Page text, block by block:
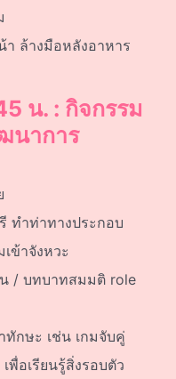
า ล้างมือหลังอาหาร
น. : กิจกรรม
นาการ
ทำท่าทางประกอบ
ข้าจังหวะ
/ บทบาทสมมติ role
ทักษะ เช่น เกมจับคู่
พื่อเรียนรู้สิ่งรอบตัว